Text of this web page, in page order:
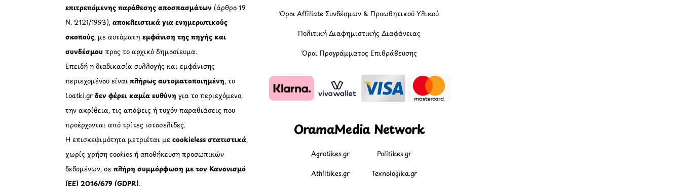
επιτρεπόμενης παράθεσης αποσπασμάτων (άρθρο 19
Ν. 2121/1993), αποκλειστικά για ενημερωτικούς
σκοπούς, με αυτόματηεμφάνιση της πηγής και
συνδέσμου προς το αρχικό δημοσίευμα.
Επειδή η διαδικασία συλλογής και εμφάνισης
περιεχομένου είναιπλήρως αυτοματοποιημένη, το
Loatki.grδεν φέρει καμία ευθύνη για το περιεχόμενο,
την ακρίβεια, τις απόψεις ή τυχόν παραβιάσεις που
προέρχονται από τρίτες ιστοσελίδες.
Η επισκεψιμότητα μετριέται μεcookieless στατιστικά,
χωρίς χρήση cookies ή αποθήκευση προσωπικών
δεδομένων, σεπλήρη συμμόρφωση με τον Κανονισμό
(ΕΕ) 2016/679 (GDPR).
Όροι Affiliate Συνδέσμων & Προωθητικού Υλικού
Πολιτική Διαφημιστικής Διαφάνειας
Όροι Προγράμματος Επιβράβευσης
OramaMedia Network
Agrotikes.gr Politikes.gr
Athlitikes.gr Texnologika.gr